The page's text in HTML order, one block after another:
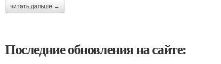
читать дальше →
Последние обновления на сайте: